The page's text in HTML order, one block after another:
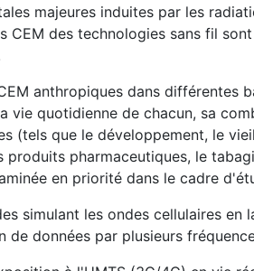
majeures induites par les
CEM des technologies sans fil
anthropiques dans différentes
vie quotidienne de chacun, sa
(tels que le développement, le
produits pharmaceutiques, le
en priorité dans le cadre
simulant les ondes cellulaires
de données par plusieurs